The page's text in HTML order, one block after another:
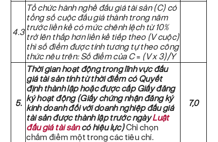
4.3
Tổ chức hành nghề đấu giá tài sản (C) có
tổng số cuộc đấu giá thành trong năm
trước liền kề có mức chênh lệch từ 10%
trở lên thấp hơn liền kề tiếp theo (V cuộc)
thì số điểm được tính tương tự theo công
thức nêu trên: Số điểm của C= (V x 3)/Y
5.
Thời gian hoạt động trong lĩnh vực đấu
giá tài sản tính từ thời điểm có Quyết
định thành lập hoặc được cấp Giấy đăng
ký hoạt động (Giấy chứng nhận đăng ký
kinh doanh đối với doanh nghiệp đấu giá
tài sản được thành lập trước ngàyLuật
đấu giá tài sảncó hiệu lực)Chỉ chọn
chấm điểm một trong các tiêu chí.
7,0